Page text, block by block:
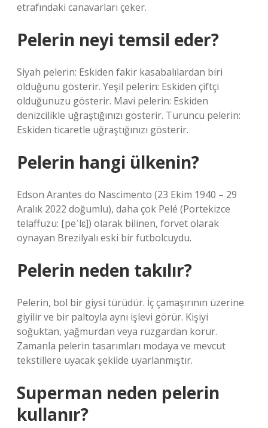
etrafındaki canavarları çeker.
Pelerin neyi temsil eder?
Siyah pelerin: Eskiden fakir kasabalılardan biri
olduğunu gösterir. Yeşil pelerin: Eskiden çiftçi
olduğunuzu gösterir. Mavi pelerin: Eskiden
denizcilikle uğraştığınızı gösterir. Turuncu pelerin:
Eskiden ticaretle uğraştığınızı gösterir.
Pelerin hangi ülkenin?
Edson Arantes do Nascimento (23 Ekim 1940 – 29
Aralık 2022 doğumlu), daha çok Pelé (Portekizce
telaffuzu: [peˈlɛ]) olarak bilinen, forvet olarak
oynayan Brezilyalı eski bir futbolcuydu.
Pelerin neden takılır?
Pelerin, bol bir giysi türüdür. İç çamaşırının üzerine
giyilir ve bir paltoyla aynı işlevi görür. Kişiyi
soğuktan, yağmurdan veya rüzgardan korur.
Zamanla pelerin tasarımları modaya ve mevcut
tekstillere uyacak şekilde uyarlanmıştır.
Superman neden pelerin
kullanır?